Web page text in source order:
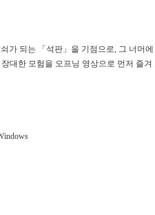
가 되는 「석판」을 기점으로, 그 너머
대한 모험을 오프닝 영상으로 먼저 즐겨